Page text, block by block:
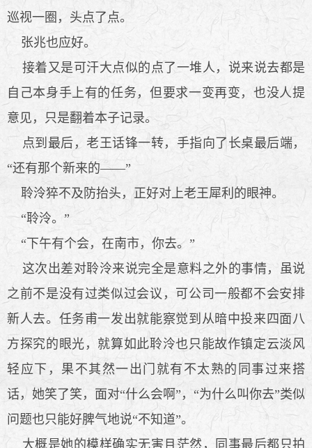
巡视一圈，头点了点。
张兆也应好。
接着又是可汗大点似的点了一堆人，说来说去都是
自己本身手上有的任务，但要求一变再变，也没人提
意见，只是翻着本子记录。
点到最后，老王话锋一转，手指向了长桌最后端，
“还有那个新来的——”
聆泠猝不及防抬头，正好对上老王犀利的眼神。
“聆泠。”
“下午有个会，在南市，你去。”
这次出差对聆泠来说完全是意料之外的事情，虽说
之前不是没有过类似过会议，可公司一般都不会安排
新人去。任务甫一发出就能察觉到从暗中投来四面八
方探究的眼光，就算如此聆泠也只能故作镇定云淡风
轻应下，果不其然一出门就有不太熟的同事过来搭
话，她笑了笑，面对“什么会啊”，“为什么叫你去”类似
问题也只能好脾气地说“不知道”。
大概是她的模样确实无害且茫然，同事最后都只拍